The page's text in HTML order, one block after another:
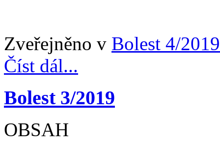
Zveřejněno v Bolest 4/2019
Číst dál...
Bolest 3/2019
OBSAH